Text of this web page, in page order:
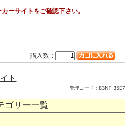
ゴリー一覧
ーサイトをご確認下さい。
購入数：
ト
管理コード： 83NT-35E7